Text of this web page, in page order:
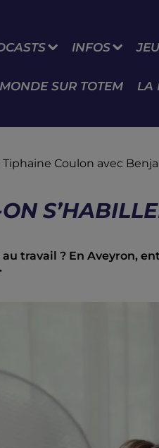
INFOS
SUR TOTEM LA
Coulon avec
travail ? En Aveyron,